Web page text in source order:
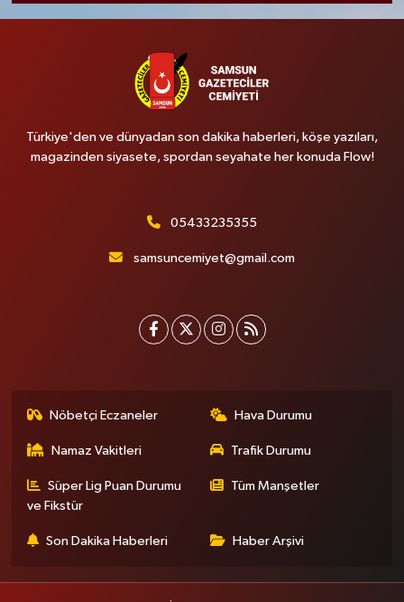
Türkiye'den ve dünyadan son dakika haberleri, köşe yazıları,
magazinden siyasete, spordan seyahate her konuda Flow!
05433235355
samsuncemiyet@gmail.com
Nöbetçi Eczaneler Hava Durumu
Namaz Vakitleri Trafik Durumu
Süper Lig Puan Durumu
ve Fikstür
Tüm Manşetler
Son Dakika Haberleri Haber Arşivi